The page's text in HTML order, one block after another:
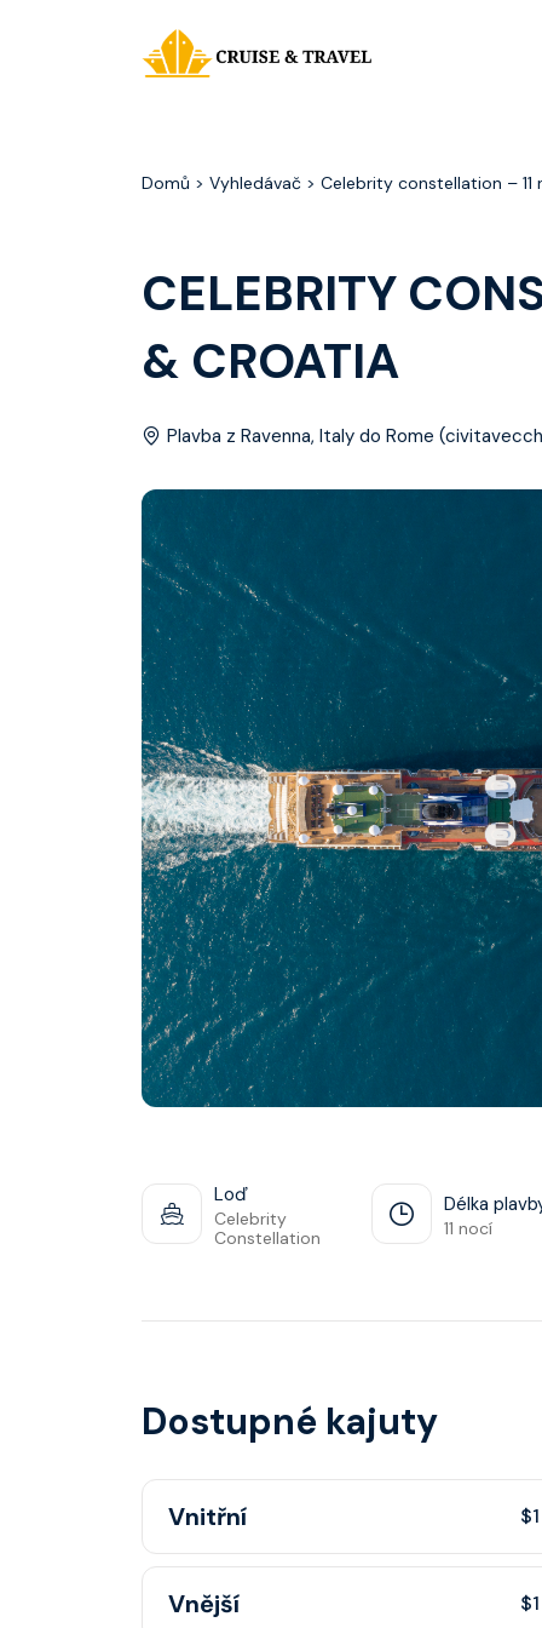
Domů > Vyhledávač > Celebrity constellation –
CELEBRITY
& CROATIA
Plavba z Ravenna, Italy do Rome
Loď
Celebrity
Constellation
Délka
11 nocí
Dostupné kajuty
Vnitřní
Vnitřní kajuta poskytuje pohovku, fén,
sprchou, šatnu, nastavitelnou klimatizaci,
Vnější